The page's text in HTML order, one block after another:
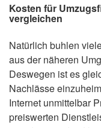
Kosten für
vergleichen
Natürlich buhlen
aus der näheren
Deswegen ist es
Nachlässe
Internet unmittelbar
preiswerten